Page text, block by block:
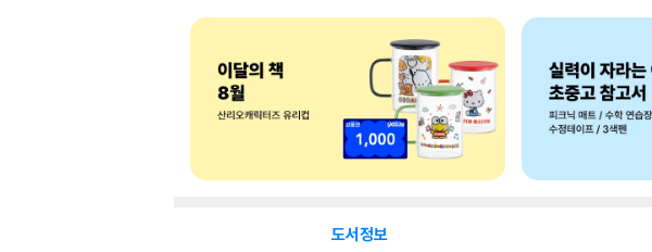
도서정보